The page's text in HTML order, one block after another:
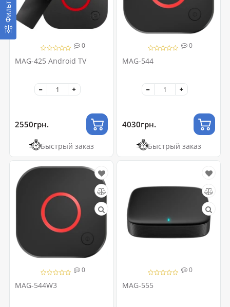
Фильтр
0
MAG-425 Android TV
2550грн.
Быстрый заказ
0
MAG-544
4030грн.
Быстрый заказ
0
MAG-544W3
0
MAG-555